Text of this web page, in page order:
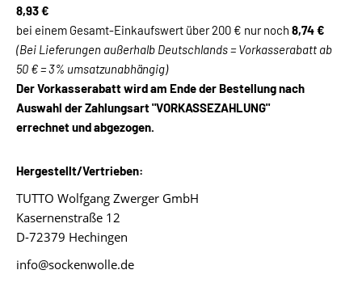
8,93 €
bei einem Gesamt-Einkaufswert über 200 € nur noch 8,74 €
(Bei Lieferungen außerhalb Deutschlands = Vorkasserabatt ab
50 € = 3% umsatzunabhängig)
Der Vorkasserabatt wird am Ende der Bestellung nach
Auswahl der Zahlungsart "VORKASSEZAHLUNG"
errechnet und abgezogen.
Hergestellt/Vertrieben:
TUTTO Wolfgang Zwerger GmbH
Kasernenstraße 12
D-72379 Hechingen
info@sockenwolle.de